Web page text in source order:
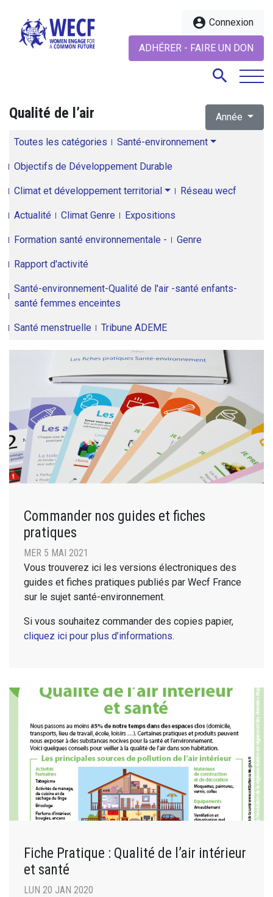
account_circle Connexion
ADHÉRER - FAIRE UN DON
search
Qualité de l’air Année
Toutes les catégories Santé-environnement
Objectifs de Développement Durable
Climat et développement territorial Réseau wecf
Actualité Climat Genre Expositions
Formation santé environnementale - Genre
Rapport d'activité
Santé-environnement-Qualité de l'air -santé enfants-
santé femmes enceintes
Santé menstruelle Tribune ADEME
Commander nos guides et fiches
pratiques
MER 5 MAI 2021
Vous trouverez ici les versions électroniques des
guides et fiches pratiques publiés par Wecf France
sur le sujet santé-environnement.
Si vous souhaitez commander des copies papier,
cliquez ici pour plus d’informations.
Fiche Pratique : Qualité de l’air intérieur
et santé
LUN 20 JAN 2020